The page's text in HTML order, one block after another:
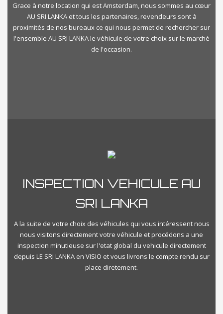
Grace à notre location qui est Amsterdam, nous sommes au cœur
AU SRI LANKA et tous les partenaires, revendeurs sont à
proximités de nos bureaux ce qui nous permet de rechercher sur
l'ensemble AU SRI LANKA le véhicule de votre choix sur le marché
de l'occasion.
INSPECTION VEHICULE AU
SRI LANKA
A la suite de votre choix des véhicules qui vous intéressent nous
nous visitons directement votre véhicule et procédons a une
inspection minutieuse sur l'etat global du vehicule directement
depuis LE SRI LANKA en VISIO et vous livrons le compte rendu sur
place diretement.